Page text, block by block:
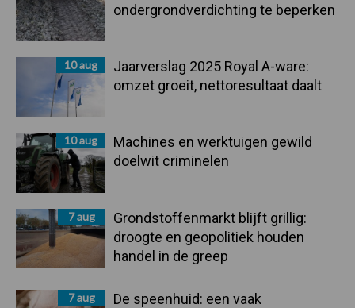
ondergrondverdichting te beperken
10 aug
Jaarverslag 2025 Royal A-ware:
omzet groeit, nettoresultaat daalt
10 aug
Machines en werktuigen gewild
doelwit criminelen
7 aug
Grondstoffenmarkt blijft grillig:
droogte en geopolitiek houden
handel in de greep
7 aug
De speenhuid: een vaak